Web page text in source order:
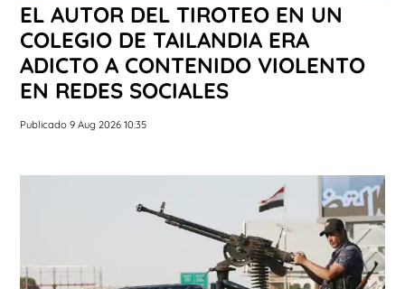
EL AUTOR DEL TIROTEO EN UN
COLEGIO DE TAILANDIA ERA
ADICTO A CONTENIDO VIOLENTO
EN REDES SOCIALES
Publicado 9 Aug 2026 10:35